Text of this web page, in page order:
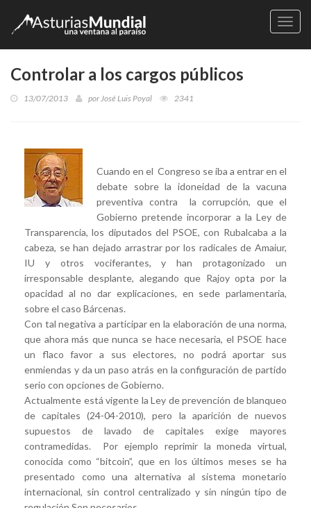
Controlar a los cargos públicos
13/07/2013 porJosé Luis Poyal 2341
Cuando en el Congreso se iba a entrar en el
debate sobre la idoneidad de la vacuna
preventiva contra la corrupción, que el
Gobierno pretende incorporar a la Ley de
Transparencia, los diputados del PSOE, con Rubalcaba a la
cabeza, se han dejado arrastrar por los radicales de Amaiur,
IU y otros vociferantes, y han protagonizado un
irresponsable desplante, alegando que Rajoy opta por la
opacidad al no dar explicaciones, en sede parlamentaria,
sobre el caso Bárcenas.
Con tal negativa a participar en la elaboración de una norma,
que ahora más que nunca se hace necesaria, el PSOE hace
un flaco favor a sus electores, no podrá aportar sus
enmiendas y da un paso atrás en la configuración de partido
serio con opciones de Gobierno.
Actualmente está vigente la Ley de prevención de blanqueo
de capitales (24-04-2010), pero la aparición de nuevos
supuestos de lavado de capitales exige mayores
contramedidas. Por ejemplo reprimir la moneda virtual,
conocida como “bitcoin”, que en los últimos meses se ha
presentado como una alternativa al sistema monetario
internacional, sin control centralizado y sin ningún tipo de